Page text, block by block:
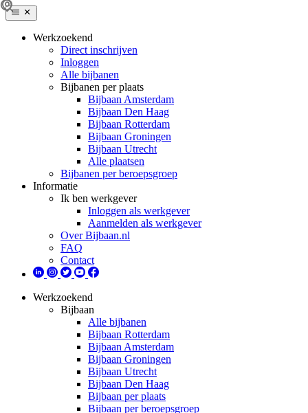
Werkzoekend
Direct inschrijven
Inloggen
Alle bijbanen
Bijbanen per plaats
Bijbaan Amsterdam
Bijbaan Den Haag
Bijbaan Rotterdam
Bijbaan Groningen
Bijbaan Utrecht
Alle plaatsen
Bijbanen per beroepsgroep
Informatie
Ik ben werkgever
Inloggen als werkgever
Aanmelden als werkgever
Over Bijbaan.nl
FAQ
Contact
Werkzoekend
Bijbaan
Alle bijbanen
Bijbaan Rotterdam
Bijbaan Amsterdam
Bijbaan Groningen
Bijbaan Utrecht
Bijbaan Den Haag
Bijbaan per plaats
Bijbaan per beroepsgroep